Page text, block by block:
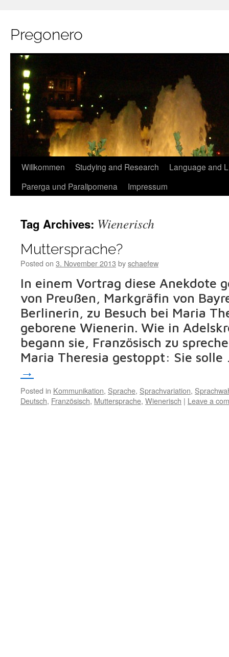
Pregonero
Skip
Willkommen Studying and Research
Language and
Parerga und Paralipomena
Impressum
Tag Archives: Wienerisch
Muttersprache?
Posted on 3. November 2013 byschaefew
In einem Vortrag diese Anekdote
von Preußen, Markgräfin von
Berlinerin, zu Besuch bei Maria
geborene Wienerin. Wie in
begann sie, Französisch zu
Maria Theresia gestoppt: Sie
→
Posted in Kommunikation, Sprache, Sprachvariation,
Deutsch, Französisch, Muttersprache, Wienerisch | Leave a